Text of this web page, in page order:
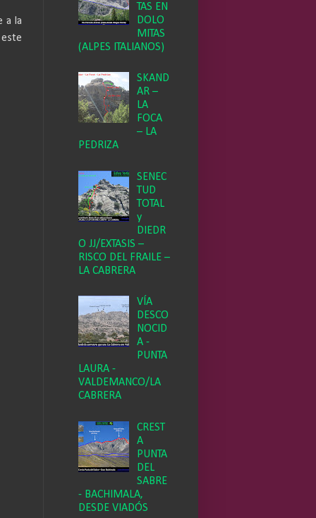
a la
TAS EN
DOLO
MITAS
(ALPES ITALIANOS)
SKAND
AR –
LA
FOCA
– LA
PEDRIZA
SENEC
TUD
TOTAL
y
DIEDR
O JJ/EXTASIS –
RISCO DEL FRAILE –
LA CABRERA
VÍA
DESCO
NOCID
A -
PUNTA
LAURA -
VALDEMANCO/LA
CABRERA
CREST
A
PUNTA
DEL
SABRE
- BACHIMALA,
DESDE VIADÓS